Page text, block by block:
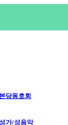
본당동호회
가/성음악